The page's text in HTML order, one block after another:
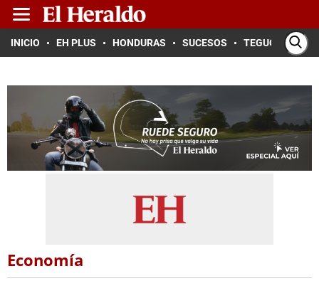
INICIO EH PLUS HONDURAS SUCESOS TEGUCIGALPA
Economía